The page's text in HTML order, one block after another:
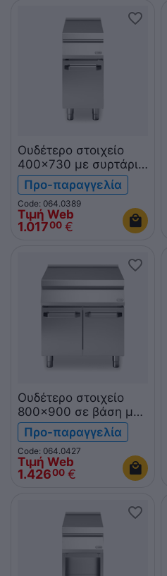
Ουδέτερο στοιχείο
400x730 με συρτάρι
& βάση με πόρτα
R70/40PLC/P ROC700
Προ-παραγγελία
Code: 064.0389
Τιμή Web
1.01700 €
Ουδέτερο στοιχείο
800x900 σε βάση με
2 πόρτες
R90/80PLN/P ROC900
Προ-παραγγελία
Code: 064.0427
Τιμή Web
1.42600 €